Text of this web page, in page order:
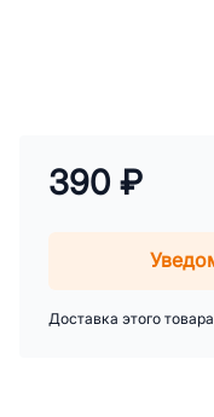
390 ₽
Доставка этого